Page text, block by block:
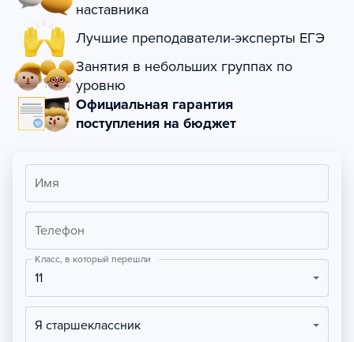
наставника
Лучшие преподаватели-эксперты ЕГЭ
Занятия в небольших группах по
уровню
Официальная гарантия
поступления на бюджет
Имя
Телефон
Класс, в который перешли
11
Я старшеклассник